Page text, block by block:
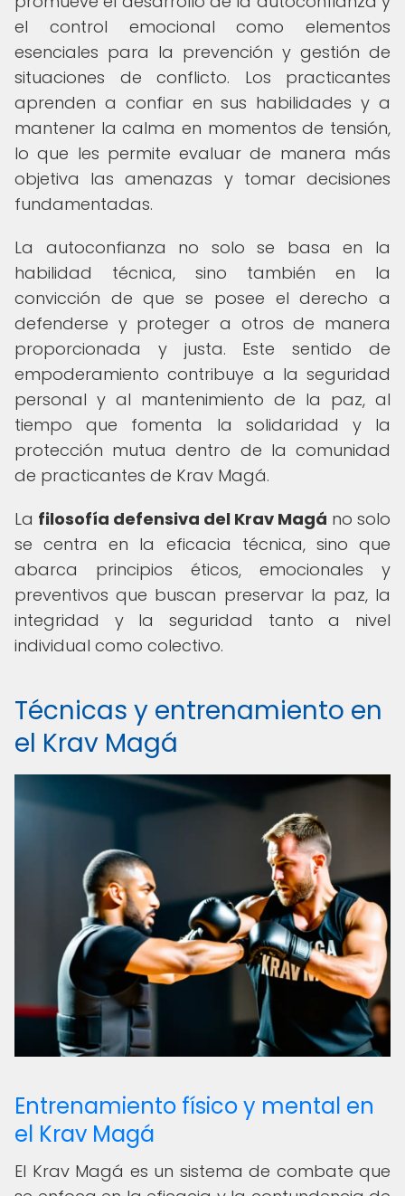
el control emocional como elementos
esenciales para la prevención y gestión de
situaciones de conflicto. Los practicantes
aprenden a confiar en sus habilidades y a
mantener la calma en momentos de tensión,
lo que les permite evaluar de manera más
objetiva las amenazas y tomar decisiones
fundamentadas.
La autoconfianza no solo se basa en la
habilidad técnica, sino también en la
convicción de que se posee el derecho a
defenderse y proteger a otros de manera
proporcionada y justa. Este sentido de
empoderamiento contribuye a la seguridad
personal y al mantenimiento de la paz, al
tiempo que fomenta la solidaridad y la
protección mutua dentro de la comunidad
de practicantes de Krav Magá.
La filosofía defensiva del Krav Magá no solo
se centra en la eficacia técnica, sino que
abarca principios éticos, emocionales y
preventivos que buscan preservar la paz, la
integridad y la seguridad tanto a nivel
individual como colectivo.
Técnicas y entrenamiento en
el Krav Magá
Entrenamiento físico y mental en
el Krav Magá
El Krav Magá es un sistema de combate que